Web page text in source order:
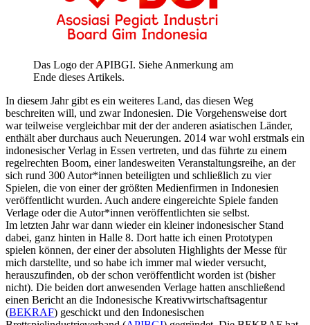
Das Logo der APIBGI. Siehe Anmerkung am
Ende dieses Artikels.
In diesem Jahr gibt es ein weiteres Land, das diesen Weg
beschreiten will, und zwar Indonesien. Die Vorgehensweise dort
war teilweise vergleichbar mit der der anderen asiatischen Länder,
enthält aber durchaus auch Neuerungen. 2014 war wohl erstmals ein
indonesischer Verlag in Essen vertreten, und das führte zu einem
regelrechten Boom, einer landesweiten Veranstaltungsreihe, an der
sich rund 300 Autor*innen beteiligten und schließlich zu vier
Spielen, die von einer der größten Medienfirmen in Indonesien
veröffentlicht wurden. Auch andere eingereichte Spiele fanden
Verlage oder die Autor*innen veröffentlichten sie selbst.
Im letzten Jahr war dann wieder ein kleiner indonesischer Stand
dabei, ganz hinten in Halle 8. Dort hatte ich einen Prototypen
spielen können, der einer der absoluten Highlights der Messe für
mich darstellte, und so habe ich immer mal wieder versucht,
herauszufinden, ob der schon veröffentlicht worden ist (bisher
nicht). Die beiden dort anwesenden Verlage hatten anschließend
einen Bericht an die Indonesische Kreativwirtschaftsagentur
(BEKRAF) geschickt und den Indonesischen